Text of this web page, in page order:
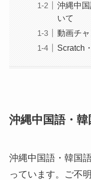
沖縄中
いて
動画チ
Scratch
沖縄中国語・韓
沖縄中国語・韓国
っています。ご不